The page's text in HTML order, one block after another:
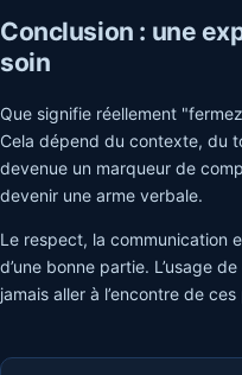
Conclusion : une
soin
Que signifie réellement
Cela dépend du contexte, du
devenue un marqueur de
devenir une arme verbale.
Le respect, la communication
d’une bonne partie. L’usage
jamais aller à l’encontre de